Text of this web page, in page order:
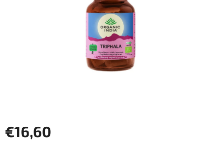
€16,60